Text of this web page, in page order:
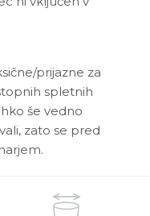
prijazne za
spletnih
še vedno
zato se pred